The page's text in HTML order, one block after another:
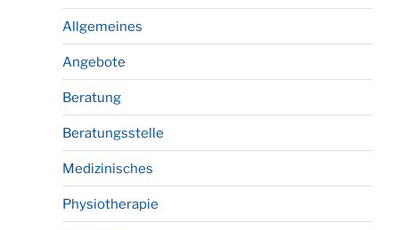
Allgemeines
Angebote
Beratung
Beratungsstelle
Medizinisches
Physiotherapie